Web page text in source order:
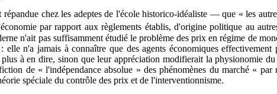
chez les adeptes de l'école historico-idéaliste — que « les
par rapport aux règlements établis, d'origine politique au
n'ait pas suffisamment étudié le problème des prix en régime de
n'a jamais à connaître que des agents économiques
à en dire, sinon que leur appréciation modifierait la physionomie
de « l'indépendance absolue » des phénomènes du marché «
spéciale du contrôle des prix et de l'interventionnisme.